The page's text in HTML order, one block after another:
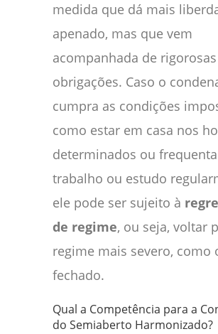
medida que dá mais
apenado, mas que vem
acompanhada de rigorosas
obrigações. Caso o
cumpra as condições
como estar em casa nos
determinados ou
trabalho ou estudo
ele pode ser sujeito à
de regime, ou seja, voltar
regime mais severo, como
fechado.
Qual a Competência para a
do Semiaberto Harmonizado?